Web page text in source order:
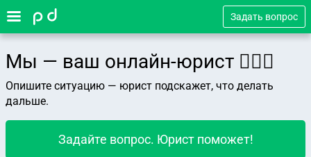
Задать вопрос
Мы — ваш онлайн-юрист 👨🏻‍⚖️
Опишите ситуацию — юрист подскажет, что делать
дальше.
Задайте вопрос. Юрист поможет!